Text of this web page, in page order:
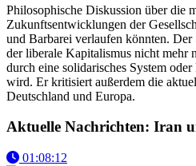
Philosophische Diskussion über die
Zukunftsentwicklungen der
und Barbarei verlaufen könnten. Der
der liberale Kapitalismus nicht mehr
durch eine solidarisches System
wird. Er kritisiert außerdem die
Deutschland und Europa.
Aktuelle Nachrichten: Iran
01:08:12